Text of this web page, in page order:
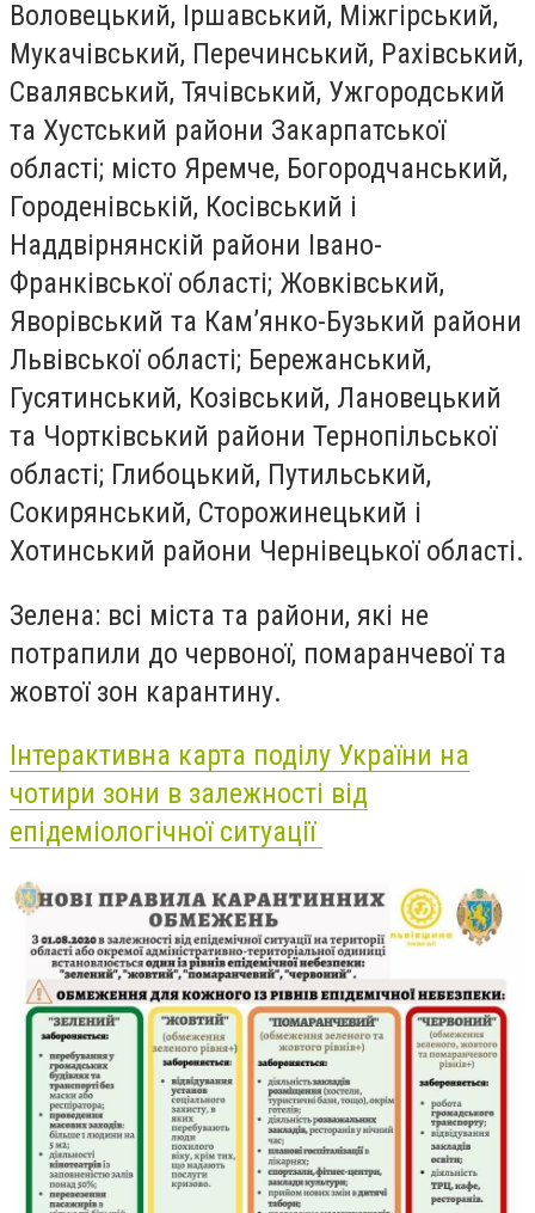
Воловецький, Іршавський, Міжгірський,
Мукачівський, Перечинський, Рахівський,
Свалявський, Тячівський, Ужгородський
та Хустський райони Закарпатської
області; місто Яремче, Богородчанський,
Городенівській, Косівський і
Наддвірнянскій райони Івано-
Франківської області; Жовківський,
Яворівський та Кам’янко-Бузький райони
Львівської області; Бережанський,
Гусятинський, Козівський, Лановецький
та Чортківський райони Тернопільської
області; Глибоцький, Путильський,
Сокирянський, Сторожинецький і
Хотинський райони Чернівецької області.
Зелена: всі міста та райони, які не
потрапили до червоної, помаранчевої та
жовтої зон карантину.
Інтерактивна карта поділу України на
чотири зони в залежності від
епідеміологічної ситуації